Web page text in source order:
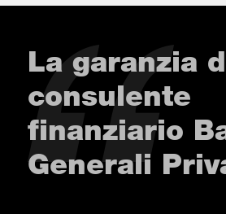
La garanzia
consulente
finanziario
Generali